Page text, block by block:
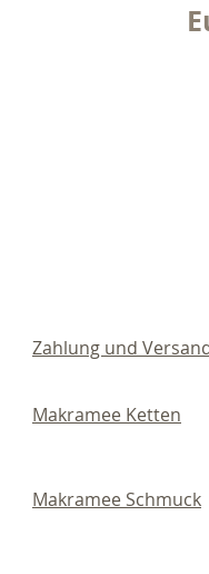
Zahlung und
Makramee Ketten
Makramee Schmuck